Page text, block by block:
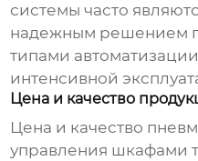
системы часто
надежным решением
типами
интенсивной
Цена и качество
Цена и качество
управления шкафами